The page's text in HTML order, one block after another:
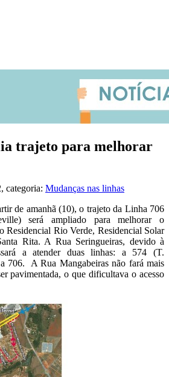
trajeto para melhorar
, categoria: Mudanças nas linhas
de amanhã (10), o trajeto da Linha 706
será ampliado para melhorar o
Residencial Rio Verde, Residencial Solar
Rita. A Rua Seringueiras, devido à
a atender duas linhas: a 574 (T.
706. A Rua Mangabeiras não fará mais
pavimentada, o que dificultava o acesso